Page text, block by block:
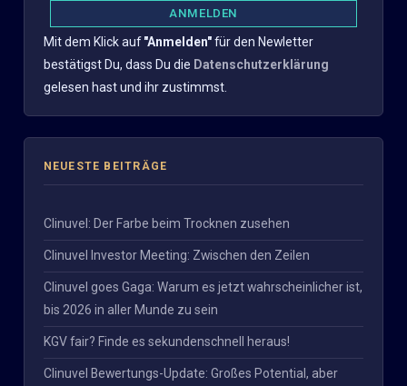
Mit dem Klick auf"Anmelden"für den Newletter
bestätigst Du, dass Du die Datenschutzerklärung
gelesen hast und ihr zustimmst.
NEUESTE BEITRÄGE
Clinuvel: Der Farbe beim Trocknen zusehen
Clinuvel Investor Meeting: Zwischen den Zeilen
Clinuvel goes Gaga: Warum es jetzt wahrscheinlicher ist,
bis 2026 in aller Munde zu sein
KGV fair? Finde es sekundenschnell heraus!
Clinuvel Bewertungs-Update: Großes Potential, aber